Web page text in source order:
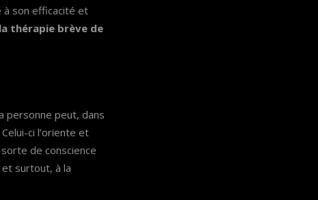
à son efficacité et
la thérapie brève de
personne peut, dans
ci l’oriente et
de conscience
et surtout, à la